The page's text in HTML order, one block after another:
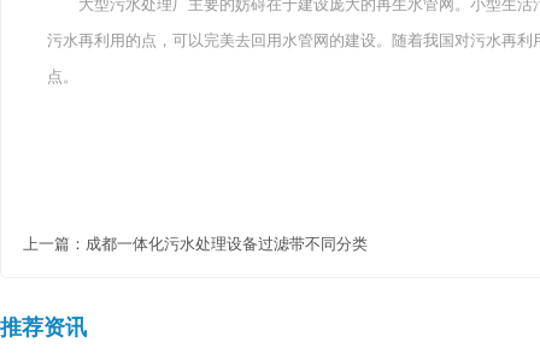
污水再利用的点，可以完美去回用水管网的建设。随着我国对污水再
点。
上一篇： 成都一体化污水处理设备过滤带不同分类
推荐资讯